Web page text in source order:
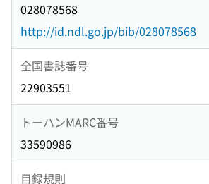
028078568
http://id.ndl.go.jp/bib/028078568
全国書誌番号
22903551
トーハンMARC番号
33590986
目録規則